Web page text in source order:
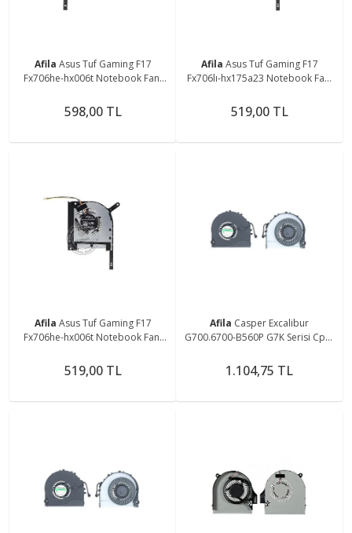
Afila Asus Tuf Gaming F17
Fx706he-hx006t Notebook Fanı
598,00 TL
Afila Asus Tuf Gaming F17
Fx706lı-hx175a23 Notebook Fanı
519,00 TL
Afila Asus Tuf Gaming F17
Fx706he-hx006t Notebook Fanı
519,00 TL
Afila Casper Excalibur
G700.6700-B560P G7K Serisi Cpu-
1.104,75 TL